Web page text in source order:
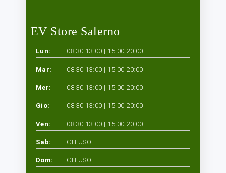
EV Store Salerno
Lun: 08:30 13:00 | 15:00 20:00
Mar: 08:30 13:00 | 15:00 20:00
Mer: 08:30 13:00 | 15:00 20:00
Gio: 08:30 13:00 | 15:00 20:00
Ven: 08:30 13:00 | 15:00 20:00
Sab: CHIUSO
Dom: CHIUSO